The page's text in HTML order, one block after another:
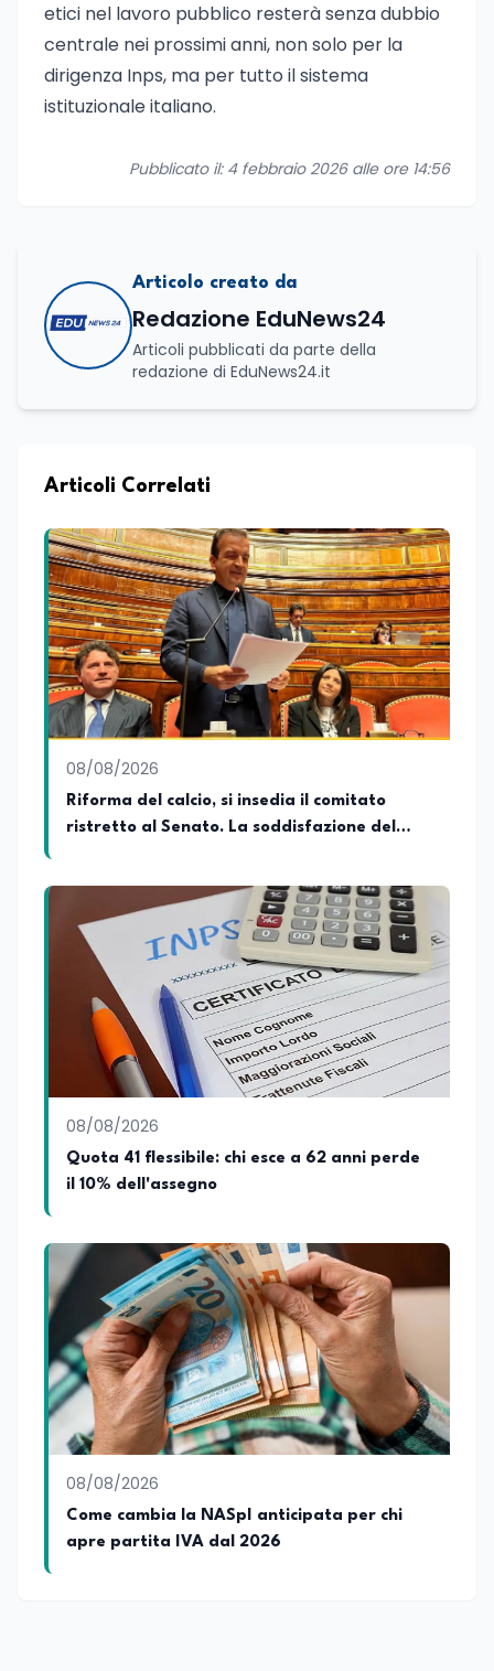
etici nel lavoro pubblico resterà senza dubbio
centrale nei prossimi anni, non solo per la
dirigenza Inps, ma per tutto il sistema
istituzionale italiano.
Pubblicato il: 4 febbraio 2026 alle ore 14:56
Articolo creato da
Redazione EduNews24
Articoli pubblicati da parte della
redazione di EduNews24.it
Articoli Correlati
08/08/2026
Riforma del calcio, si insedia il comitato
ristretto al Senato. La soddisfazione del
08/08/2026
Quota 41 flessibile: chi esce a 62 anni perde
il 10% dell'assegno
08/08/2026
Come cambia la NASpI anticipata per chi
apre partita IVA dal 2026